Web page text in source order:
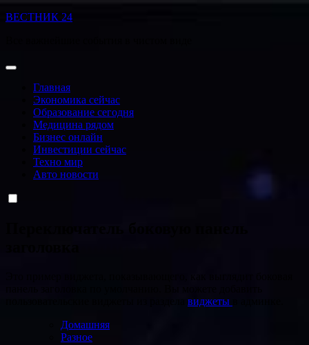
Перейти
ВЕСТНИК 24
Главная
Экономика сейчас
Образование сегодня
Медицина рядом
Бизнес онлайн
Инвестиции сейчас
Техно мир
Авто новости
виджеты
Домашняя
Разное